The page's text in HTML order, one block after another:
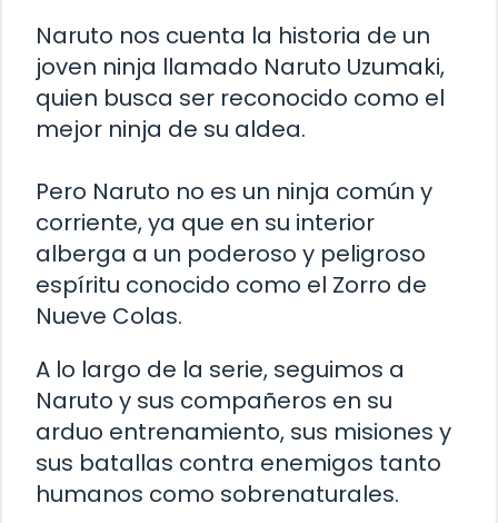
Naruto nos cuenta la historia de un
joven ninja llamado Naruto Uzumaki,
quien busca ser reconocido como el
mejor ninja de su aldea.
Pero Naruto no es un ninja común y
corriente, ya que en su interior
alberga a un poderoso y peligroso
espíritu conocido como el Zorro de
Nueve Colas.
A lo largo de la serie, seguimos a
Naruto y sus compañeros en su
arduo entrenamiento, sus misiones y
sus batallas contra enemigos tanto
humanos como sobrenaturales.